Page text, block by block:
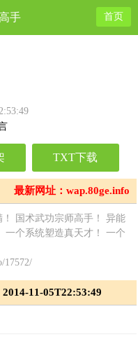
手 首页
TXT下载
最新网址：wap.80ge.info
国术武功宗师高手！ 异能
一个系统塑造真天才！ 一个
17572/
11-05T22:53:49